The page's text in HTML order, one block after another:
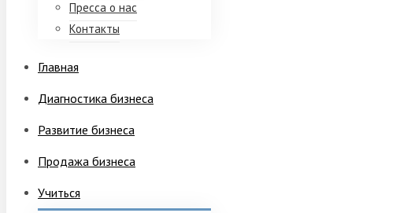
Пресса о нас
Контакты
Главная
Диагностика бизнеса
Развитие бизнеса
Продажа бизнеса
Учиться